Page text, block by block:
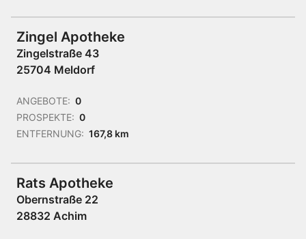
Zingel Apotheke
Zingelstraße 43
25704 Meldorf
ANGEBOTE: 0
PROSPEKTE: 0
ENTFERNUNG: 167,8 km
Rats Apotheke
Obernstraße 22
28832 Achim